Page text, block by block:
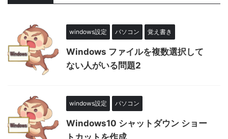
windows設定 パソコン 覚え書き
Windows ファイルを複数選択して
ない人がいる問題2
windows設定 パソコン
Windows10 シャットダウン ショー
トカットを作成